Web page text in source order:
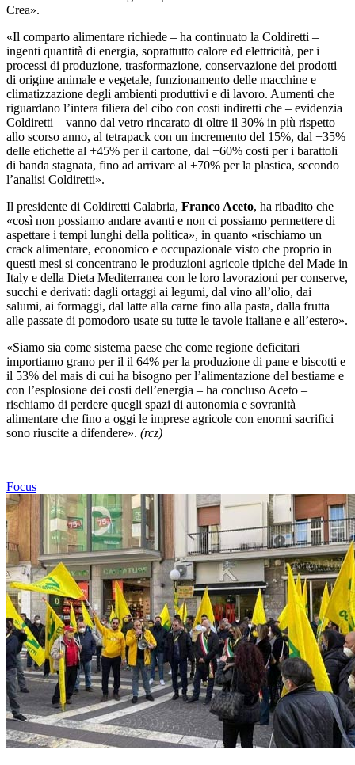
Crea».
«Il comparto alimentare richiede – ha continuato la Coldiretti –
ingenti quantità di energia, soprattutto calore ed elettricità, per i
processi di produzione, trasformazione, conservazione dei prodotti
di origine animale e vegetale, funzionamento delle macchine e
climatizzazione degli ambienti produttivi e di lavoro. Aumenti che
riguardano l’intera filiera del cibo con costi indiretti che – evidenzia
Coldiretti – vanno dal vetro rincarato di oltre il 30% in più rispetto
allo scorso anno, al tetrapack con un incremento del 15%, dal +35%
delle etichette al +45% per il cartone, dal +60% costi per i barattoli
di banda stagnata, fino ad arrivare al +70% per la plastica, secondo
l’analisi Coldiretti».
Il presidente di Coldiretti Calabria, Franco Aceto, ha ribadito che
«così non possiamo andare avanti e non ci possiamo permettere di
aspettare i tempi lunghi della politica», in quanto «rischiamo un
crack alimentare, economico e occupazionale visto che proprio in
questi mesi si concentrano le produzioni agricole tipiche del Made in
Italy e della Dieta Mediterranea con le loro lavorazioni per conserve,
succhi e derivati: dagli ortaggi ai legumi, dal vino all’olio, dai
salumi, ai formaggi, dal latte alla carne fino alla pasta, dalla frutta
alle passate di pomodoro usate su tutte le tavole italiane e all’estero».
«Siamo sia come sistema paese che come regione deficitari
importiamo grano per il il 64% per la produzione di pane e biscotti e
il 53% del mais di cui ha bisogno per l’alimentazione del bestiame e
con l’esplosione dei costi dell’energia – ha concluso Aceto –
rischiamo di perdere quegli spazi di autonomia e sovranità
alimentare che fino a oggi le imprese agricole con enormi sacrifici
sono riuscite a difendere». (rcz)
Focus